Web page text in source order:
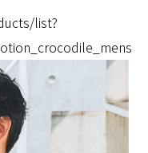
list?